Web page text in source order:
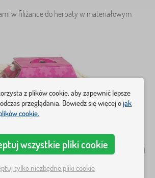
w filiżance do herbaty w materiałowym
z plików cookie, aby zapewnić lepsze
przeglądania. Dowiedz się więcej ojak
cookie.
wszystkie pliki cookie
tylko niezbędne pliki cookie